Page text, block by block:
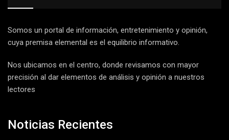
Somos un portal de información, entretenimiento y opinión,
cuya premisa elemental es el equilibrio informativo.
Nos ubicamos en el centro, donde revisamos con mayor
precisión al dar elementos de análisis y opinión a nuestros
lectores
Noticias Recientes